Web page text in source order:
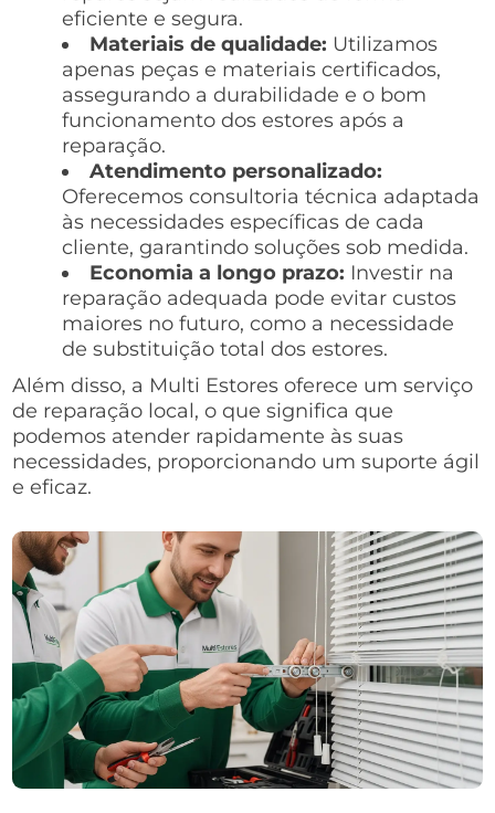
eficiente e segura.
Materiais de qualidade: Utilizamos
apenas peças e materiais certificados,
assegurando a durabilidade e o bom
funcionamento dos estores após a
reparação.
Atendimento personalizado:
Oferecemos consultoria técnica adaptada
às necessidades específicas de cada
cliente, garantindo soluções sob medida.
Economia a longo prazo: Investir na
reparação adequada pode evitar custos
maiores no futuro, como a necessidade
de substituição total dos estores.
Além disso, a Multi Estores oferece um serviço
de reparação local, o que significa que
podemos atender rapidamente às suas
necessidades, proporcionando um suporte ágil
e eficaz.